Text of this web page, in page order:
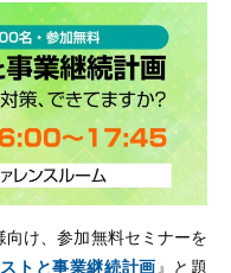
け、参加無料セミナーを
トと事業継続計画』と題